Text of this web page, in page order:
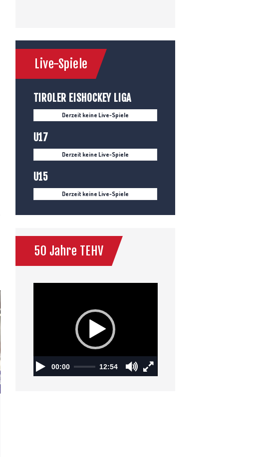
Live-Spiele
TIROLER EISHOCKEY LIGA
Derzeit keine Live-Spiele
U17
Derzeit keine Live-Spiele
U15
Derzeit keine Live-Spiele
50 Jahre TEHV
00:00 12:54